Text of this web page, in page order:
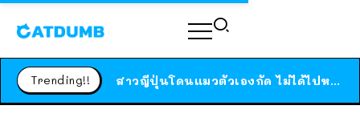
Trending!!
ได้เวลาเด็กหนวดรวมตัว RF Online Next เปิดให้เล่นแล้ว เกม Sci-Fi MMORPG ระดับตำนาน เล่นได้ทั้งมือถือและ PC